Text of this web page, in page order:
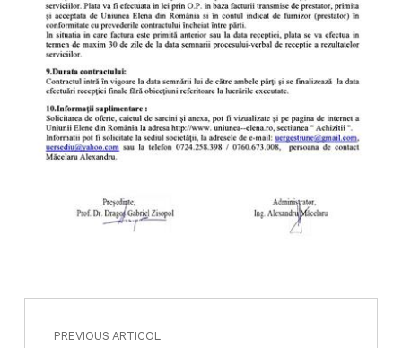
Skip back to main navigation
Navigare în articole
PREVIOUS ARTICOL